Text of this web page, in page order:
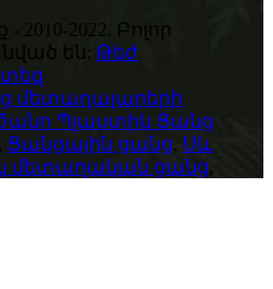
2022. Բոլոր
են: Թեժ
մետաղալարերի
Պլաստիկ Ցանց
Ցանցային ցանց, Սև
մետաղական ցանց,